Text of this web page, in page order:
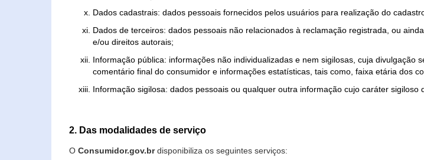
Dados cadastrais: dados pessoais fornecidos pelos usuários para realização do
Dados de terceiros: dados pessoais não relacionados à reclamação registrada, ou
e/ou direitos autorais;
Informação pública: informações não individualizadas e nem sigilosas, cuja
comentário final do consumidor e informações estatísticas, tais como, faixa etária dos
Informação sigilosa: dados pessoais ou qualquer outra informação cujo caráter
2. Das modalidades de serviço
O Consumidor.gov.brdisponibiliza os seguintes serviços: